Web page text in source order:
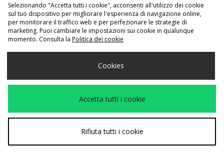
Scegli Il Tuo Paese
Accettiamo i seguenti metodi di pagamento
Visita il nostro sito aziendale awww.jdplc.com
Selezionando "Accetta tutti i cookie", acconsenti all'utilizzo dei cookie
sul tuo dispositivo per migliorare l'esperienza di navigazione online,
per monitorare il traffico web e per perfezionare le strategie di
marketing. Puoi cambiare le impostazioni sui cookie in qualunque
momento. Consulta la Politica dei cookie
Cookies
Accetta tutti i cookie
Rifiuta tutti i cookie